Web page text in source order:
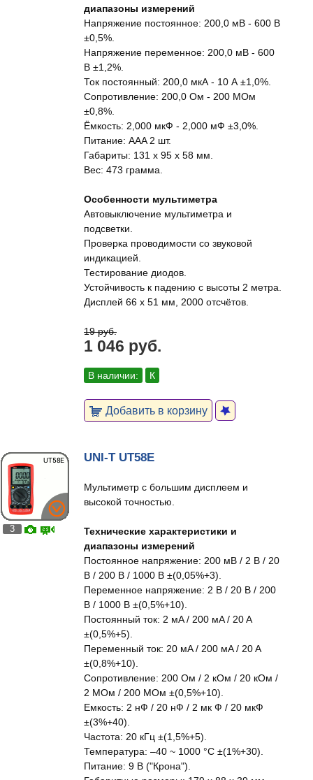
диапазоны измерений
Напряжение постоянное: 200,0 мВ - 600 В
±0,5%.
Напряжение переменное: 200,0 мВ - 600
В ±1,2%.
Ток постоянный: 200,0 мкА - 10 А ±1,0%.
Сопротивление: 200,0 Ом - 200 МОм
±0,8%.
Ёмкость: 2,000 мкФ - 2,000 мФ ±3,0%.
Питание: AAA 2 шт.
Габариты: 131 x 95 x 58 мм.
Вес: 473 грамма.
Особенности мультиметра
Автовыключение мультиметра и
подсветки.
Проверка проводимости со звуковой
индикацией.
Тестирование диодов.
Устойчивость к падению с высоты 2 метра.
Дисплей 66 x 51 мм, 2000 отсчётов.
19 руб.
1 046 руб.
В наличии: К
Добавить в корзину
3
UNI-T UT58E
Мультиметр с большим дисплеем и
высокой точностью.
Технические характеристики и
диапазоны измерений
Постоянное напряжение: 200 мВ / 2 В / 20
В / 200 В / 1000 В ±(0,05%+3).
Переменное напряжение: 2 В / 20 В / 200
В / 1000 В ±(0,5%+10).
Постоянный ток: 2 мA / 200 мA / 20 A
±(0,5%+5).
Переменный ток: 20 мA / 200 мA / 20 A
±(0,8%+10).
Сопротивление: 200 Ом / 2 кОм / 20 кОм /
2 МОм / 200 МОм ±(0,5%+10).
Емкость: 2 нФ / 20 нФ / 2 мк Ф / 20 мкФ
±(3%+40).
Частота: 20 кГц ±(1,5%+5).
Температура: –40 ~ 1000 °C ±(1%+30).
Питание: 9 В ("Крона").